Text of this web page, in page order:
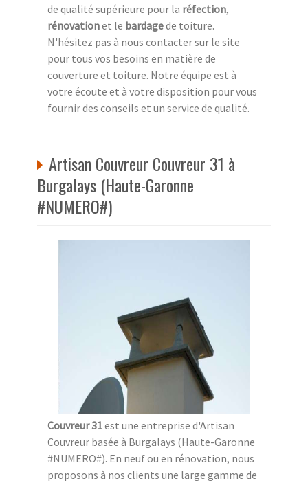
de qualité supérieure pour la réfection,
rénovationet le bardagede toiture.
N'hésitez pas à nous contacter sur le site
pour tous vos besoins en matière de
couverture et toiture. Notre équipe est à
votre écoute et à votre disposition pour vous
fournir des conseils et un service de qualité.
Artisan Couvreur Couvreur 31 à
Burgalays (Haute-Garonne
#NUMERO#)
Couvreur 31est une entreprise d'Artisan
Couvreur basée à Burgalays (Haute-Garonne
#NUMERO#). En neuf ou en rénovation, nous
proposons à nos clients une large gamme de